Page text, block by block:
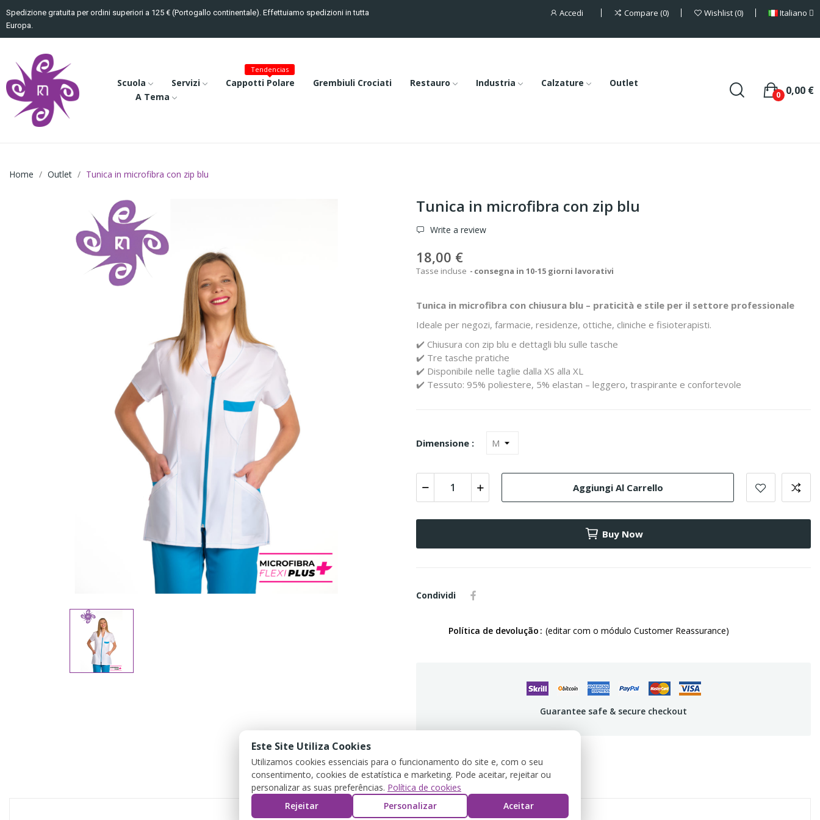
Spedizione gratuita per ordini superiori a 125 € (Portogallo continentale). Effettuiamo spedizioni in tutta
Europa.
Accedi Compare 0 Wishlist 0 Italiano
Scuola Servizi Cappotti Polare
Tendencias
Grembiuli Crociati Restauro Industria Calzature
Outlet
A Tema
0,00 €
0
Home Outlet Tunica in microfibra con zip blu
Tunica in microfibra con zip blu
Write a review
18,00 €
Tasse incluse consegna in 10-15 giorni lavorativi
Tunica in microfibra con chiusura blu – praticità e stile per il settore professionale
Ideale per negozi, farmacie, residenze, ottiche, cliniche e fisioterapisti.
✔️ Chiusura con zip blu e dettagli blu sulle tasche
✔️ Tre tasche pratiche
✔️ Disponibile nelle taglie dalla XS alla XL
✔️ Tessuto: 95% poliestere, 5% elastan – leggero, traspirante e confortevole
Dimensione :
Aggiungi Al Carrello
Buy Now
Condividi
Política de devolução (editar com o módulo Customer Reassurance)
Guarantee safe & secure checkout
DETTAGLI DEL PRODOTTO REVIEWS
Este Site Utiliza Cookies
Utilizamos cookies essenciais para o funcionamento do site e, com o seu
consentimento, cookies de estatística e marketing. Pode aceitar, rejeitar ou
personalizar as suas preferências. Política de cookies
Rejeitar
Personalizar Aceitar